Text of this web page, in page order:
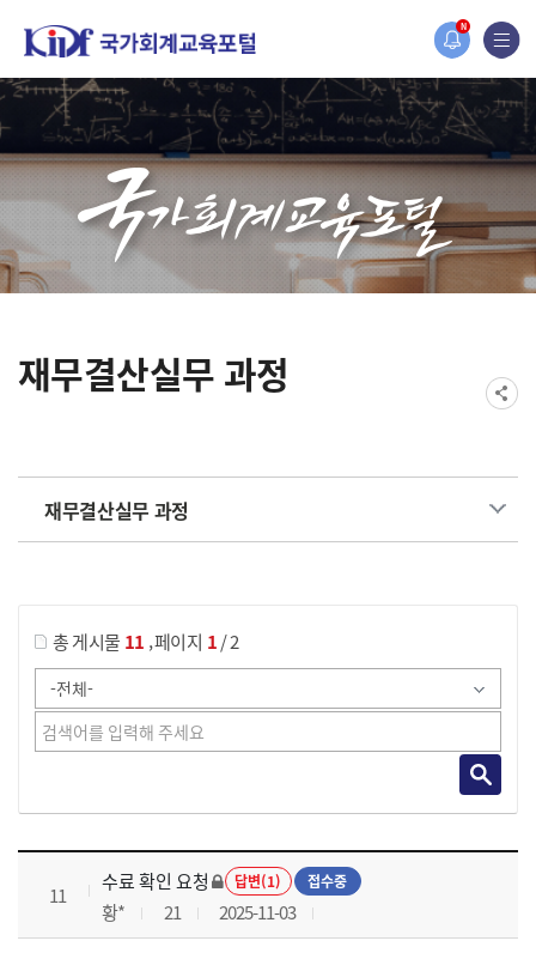
N
홈페이지가 새롭게 개편되었습니다.
한국조세재정연구원홈페이지가 새롭게 개설되었습니다.
재무결산실무 과정
재무결산실무 과정
총 게시물 11 ,페이지 1/ 2
재무결산실무 과정 목록 으로 번호, 제목, 작성자, 조회수, 등록 일로 나열 되고 있습니다.
11
수료 확인 요청 답변(1) 접수중
황* 21 2025-11-03